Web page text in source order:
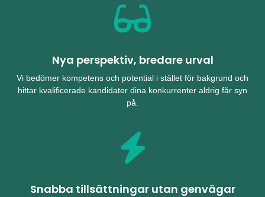
Nya perspektiv, bredare urval
Vi bedömer kompetens och potential i stället för bakgrund och
hittar kvalificerade kandidater dina konkurrenter aldrig får syn
på.
Snabba tillsättningar utan genvägar